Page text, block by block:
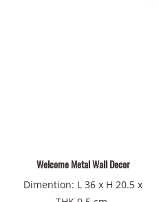
Welcome Metal Wall Decor
Dimention: L 36 x H 20.5 x